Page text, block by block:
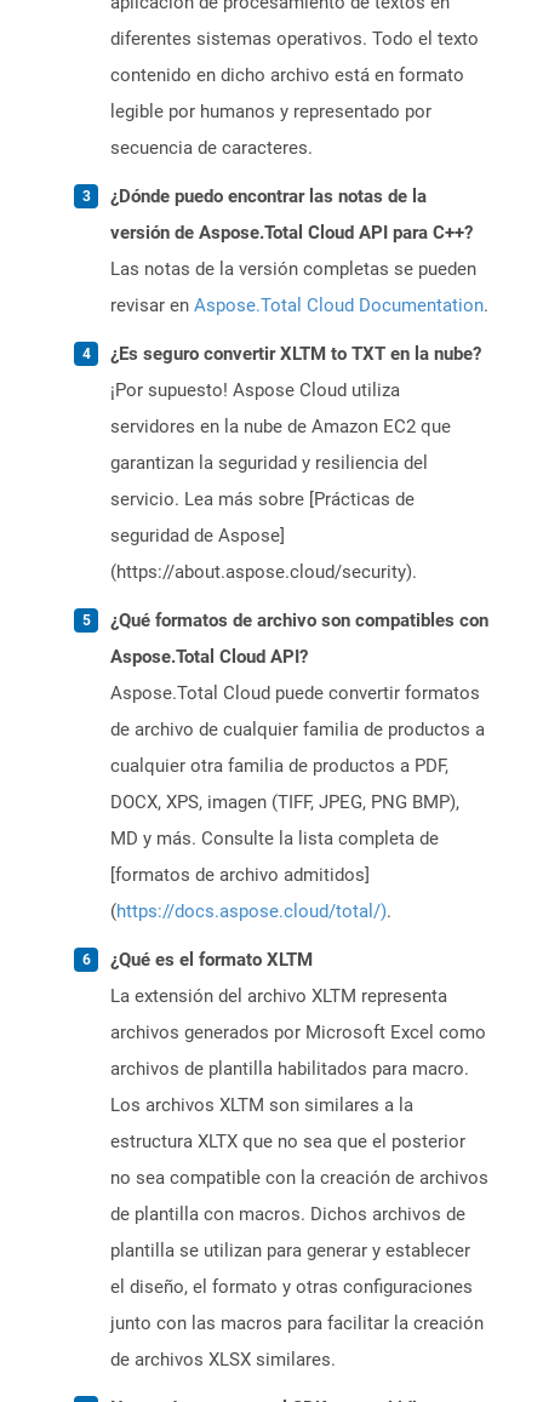
diferentes sistemas operativos. Todo el texto
contenido en dicho archivo está en formato
legible por humanos y representado por
secuencia de caracteres.
¿Dónde puedo encontrar las notas de la
versión de Aspose.Total Cloud API para C++?
Las notas de la versión completas se pueden
revisar en Aspose.Total Cloud Documentation.
¿Es seguro convertir XLTM to TXT en la nube?
¡Por supuesto! Aspose Cloud utiliza
servidores en la nube de Amazon EC2 que
garantizan la seguridad y resiliencia del
servicio. Lea más sobre [Prácticas de
seguridad de Aspose]
(https://about.aspose.cloud/security).
¿Qué formatos de archivo son compatibles con
Aspose.Total Cloud API?
Aspose.Total Cloud puede convertir formatos
de archivo de cualquier familia de productos a
cualquier otra familia de productos a PDF,
DOCX, XPS, imagen (TIFF, JPEG, PNG BMP),
MD y más. Consulte la lista completa de
[formatos de archivo admitidos]
(https://docs.aspose.cloud/total/).
¿Qué es el formato XLTM
La extensión del archivo XLTM representa
archivos generados por Microsoft Excel como
archivos de plantilla habilitados para macro.
Los archivos XLTM son similares a la
estructura XLTX que no sea que el posterior
no sea compatible con la creación de archivos
de plantilla con macros. Dichos archivos de
plantilla se utilizan para generar y establecer
el diseño, el formato y otras configuraciones
junto con las macros para facilitar la creación
de archivos XLSX similares.